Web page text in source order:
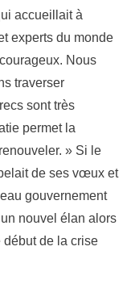
accueillait à
experts du monde
Nous
traverser
sont très
permet la
» Si le
de ses vœux et
gouvernement
nouvel élan alors
de la crise